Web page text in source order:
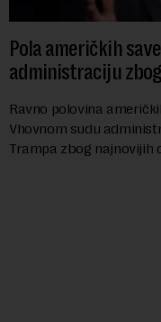
Pola američkih
administraciju
Ravno polovina
Vhovnom sudu
Trampa zbog najnovijih